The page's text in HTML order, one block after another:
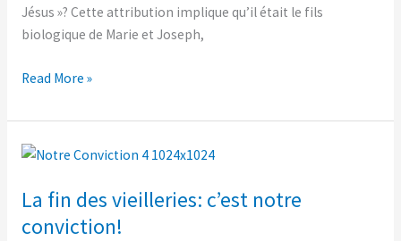
Jésus »? Cette attribution implique qu’il était le fils
biologique de Marie et Joseph,
vivre
sur
Read More »
La fin des vieilleries: c’est notre
conviction!
La
des
vieilleries: